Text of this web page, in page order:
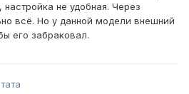
не удобная. Через
всё. Но у данной модели внешний
его забраковал.